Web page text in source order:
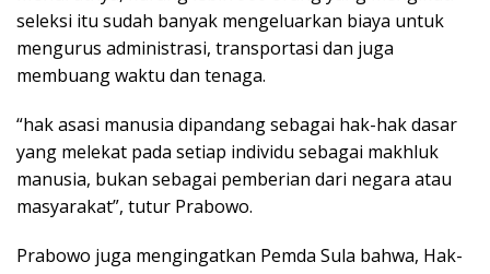
seleksi itu sudah banyak mengeluarkan biaya untuk
mengurus administrasi, transportasi dan juga
membuang waktu dan tenaga.
“hak asasi manusia dipandang sebagai hak-hak dasar
yang melekat pada setiap individu sebagai makhluk
manusia, bukan sebagai pemberian dari negara atau
masyarakat”, tutur Prabowo.
Prabowo juga mengingatkan Pemda Sula bahwa, Hak-